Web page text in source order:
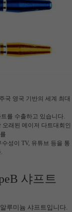
국 영국 기반의 세계 최대
를 수출하고 있습니다.
오래된 메이저 다트대회인
성이 TV, 유튜브 등을 통
샤프트
루미늄 샤프트입니다.